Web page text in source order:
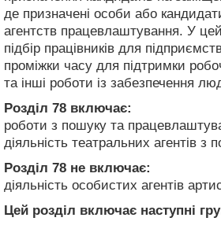
де призначені особи або
агентств працевлаштування. У
підбір працівників для
проміжки часу для підтримки
та інші роботи із забезпечення
Розділ 78 включає:
роботи з пошуку та
діяльність театральних агентів з
Розділ 78 не включає:
діяльність особистих агентів
Цей розділ включає наступні